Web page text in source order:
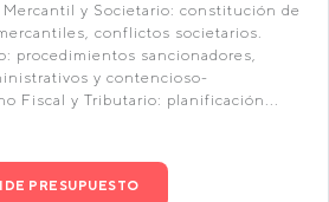
y Societario: constitución de
conflictos societarios.
procedimientos sancionadores,
y contencioso-
Fiscal y Tributario: planificación...
PRESUPUESTO